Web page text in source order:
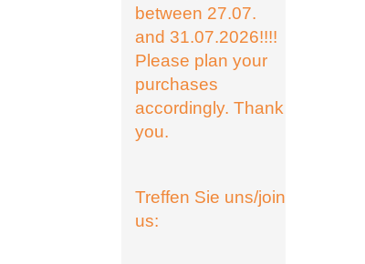
between 27.07.
and 31.07.2026!!!!
Please plan your
purchases
accordingly. Thank
you.
Treffen Sie uns/join
us: